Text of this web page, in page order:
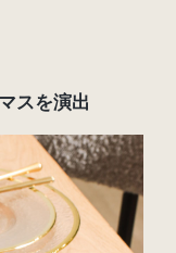
スを演出